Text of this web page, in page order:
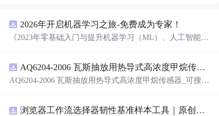
2026年开启机器学习之旅-免费成为专家！
《2023年零基础入门与提升机器学习（ML）、人工智能
AQ6204-2006 瓦斯抽放用热导式高浓度甲烷传感器-可搜索.pdf
AQ6204-2006 瓦斯抽放用热导式高浓度甲烷传感器_可搜
浏览器工作流选择器韧性基准样本工具｜原创源码+测试+离线报告